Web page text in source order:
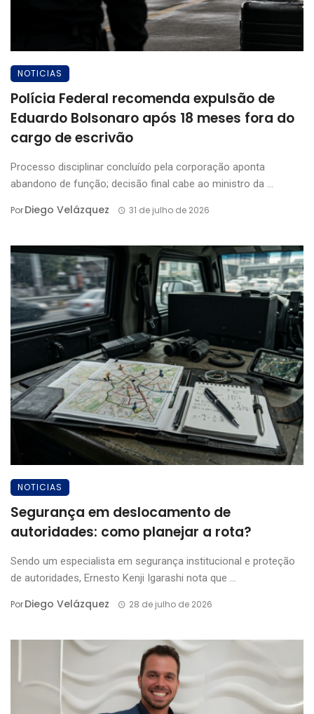
NOTICIAS
Polícia Federal recomenda expulsão de
Eduardo Bolsonaro após 18 meses fora do
cargo de escrivão
Processo disciplinar concluído pela corporação aponta
abandono de função; decisão final cabe ao ministro da ...
PorDiego Velázquez 31 de julho de 2026
NOTICIAS
Segurança em deslocamento de
autoridades: como planejar a rota?
Sendo um especialista em segurança institucional e proteção
de autoridades, Ernesto Kenji Igarashi nota que ...
PorDiego Velázquez 28 de julho de 2026